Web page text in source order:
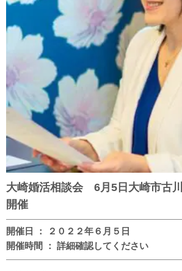
大崎婚活相談会 6月5日大崎市古
開催
開催日 ： ２０２２年６月５日
開催時間 ： 詳細確認してください